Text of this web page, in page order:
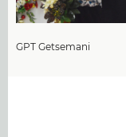
GPT Getsemani